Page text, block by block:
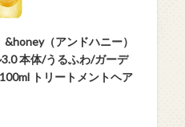
&honey（アンドハニー）
本体/うるふわ/ガーデ
トリートメントヘア